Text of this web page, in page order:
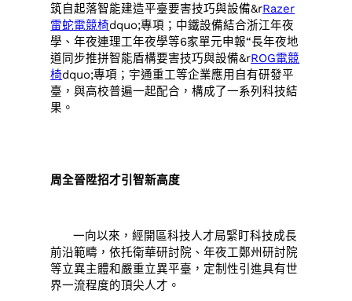
筑自起落智能建造平臺要害技巧與設備&rRazer
雷蛇電競椅dquo;專項；中鐵設備結合浙江年夜
學、年夜連理工年夜學等6家單元申報“長年夜地
道同步推拼智能盾構要害技巧與設備&rROG電競
椅dquo;專項；宇通重工等企業應用自有研發平
臺，與高校普遍一起配合，構成了一系列科技結
果。
周全晉陞招才引智新高度
一向以來，經開區科技人才局緊盯科技成長
前沿範疇，依托衛華研討院、年夜工鄭州研討院
等立異主體和嚴重立異平臺，定制性引進具有世
界一流程度的頂尖人才。